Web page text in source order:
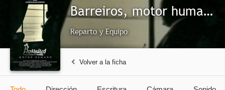
Barreiros, motor humano
Reparto y Equipo
Volver a la ficha